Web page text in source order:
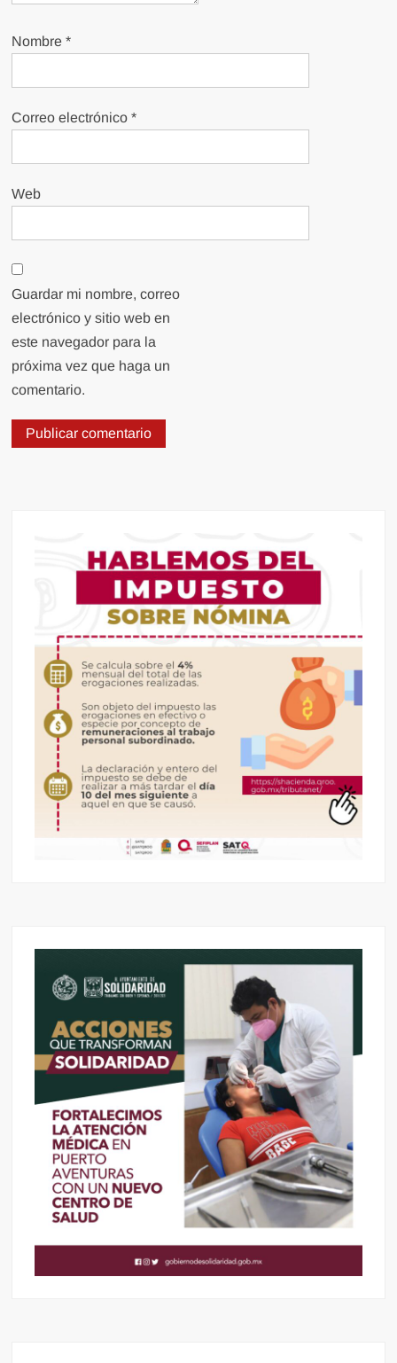
Nombre*
Correo electrónico*
Web
Guardar mi nombre, correo
electrónico y sitio web en
este navegador para la
próxima vez que haga un
comentario.